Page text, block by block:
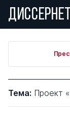
ДИССЕРНЕТ
Тема: Проект
Фильтры
Что ищем?
Автор